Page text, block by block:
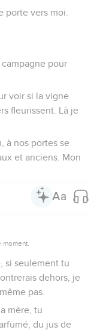
porte vers moi.
pour
voir si la vigne
fleurissent. Là je
à nos portes se
et anciens. Mon
si seulement tu
dehors, je
pas.
mère, tu
du jus de